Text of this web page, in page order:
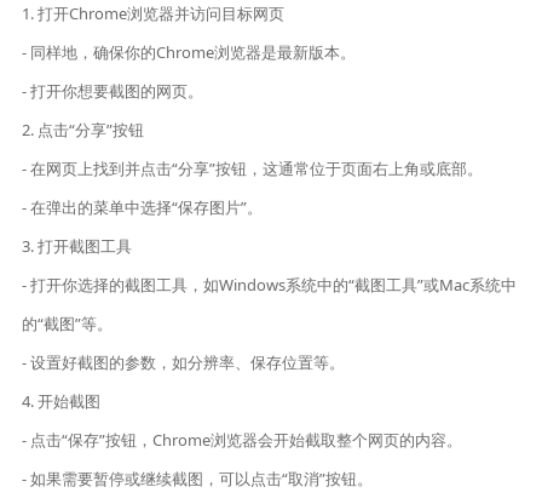
1. 打开Chrome浏览器并访问目标网页
- 同样地，确保你的Chrome浏览器是最新版本。
- 打开你想要截图的网页。
2. 点击“分享”按钮
- 在网页上找到并点击“分享”按钮，这通常位于页面右上角或底部。
- 在弹出的菜单中选择“保存图片”。
3. 打开截图工具
- 打开你选择的截图工具，如Windows系统中的“截图工具”或Mac系统中
的“截图”等。
- 设置好截图的参数，如分辨率、保存位置等。
4. 开始截图
- 点击“保存”按钮，Chrome浏览器会开始截取整个网页的内容。
- 如果需要暂停或继续截图，可以点击“取消”按钮。